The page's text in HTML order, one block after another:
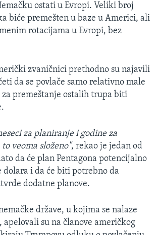
ostati u Evropi. Veliki broj
biće premešten u baze u Americi, ali
rotacijama u Evropi, bez
zvaničnici prethodno su najavili
da se povlače samo relativno male
za premeštanje ostalih trupa biti
za planiranje i godine za
veoma složeno", rekao je jedan od
da će plan Pentagona potencijalno
i da će biti potrebno da
dodatne planove.
države, u kojima se nalaze
su na članove američkog